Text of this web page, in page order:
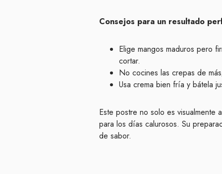
Consejos para un resultado
Elige mangos maduros pero
cortar.
No cocines las crepas de
Usa crema bien fría y bátela
Este postre no solo es visualmente
para los días calurosos. Su
de sabor.